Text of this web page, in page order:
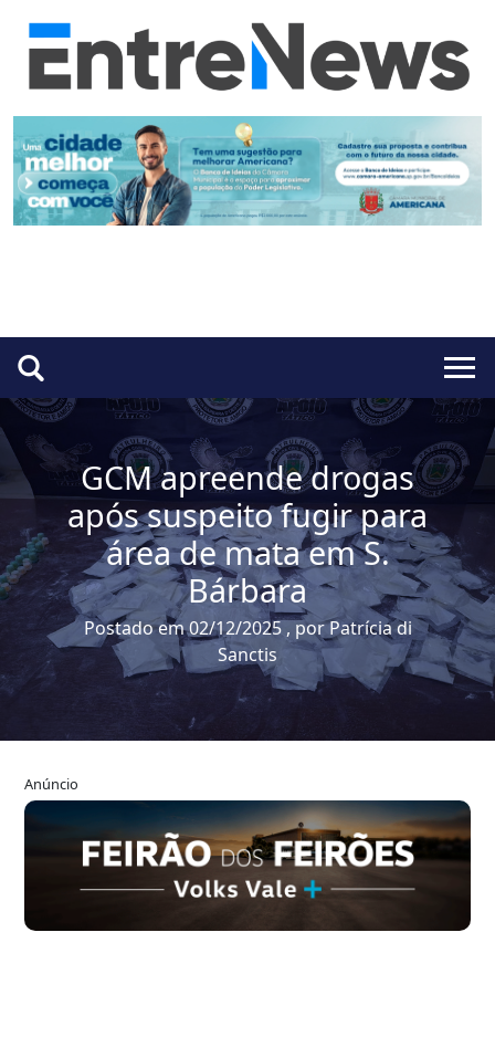
GCM apreende drogas
após suspeito fugir para
área de mata em S.
Bárbara
Postado em 02/12/2025 , por Patrícia di
Sanctis
Anúncio